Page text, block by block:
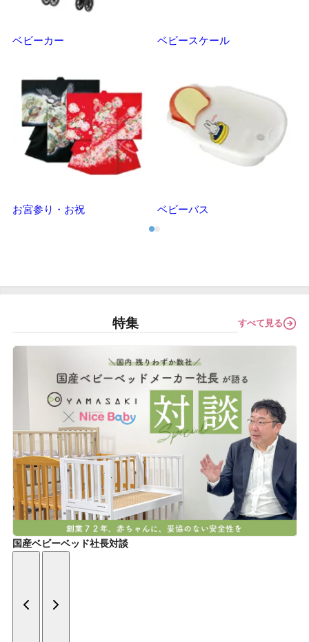
ベビーカー ベビースケール
お宮参り・お祝 ベビーバス
特集 すべて見る
国産ベビーベッド社長対談